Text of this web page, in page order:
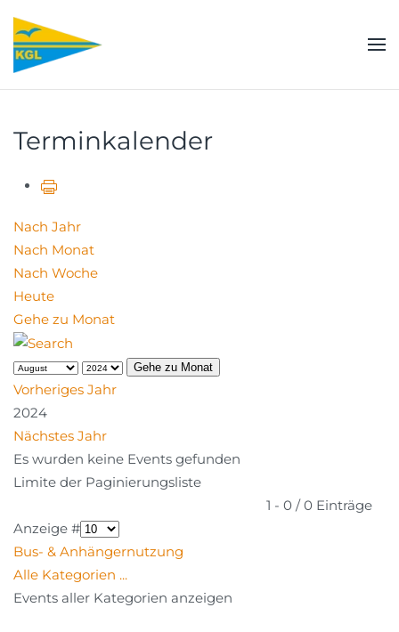
Zum Hauptinhalt springen
Terminkalender
Nach Jahr
Nach Monat
Nach Woche
Heute
Gehe zu Monat
Gehe zu Monat
Vorheriges Jahr
2024
Nächstes Jahr
Es wurden keine Events gefunden
Limite der Paginierungsliste
1 - 0 / 0 Einträge
Anzeige #
Bus- & Anhängernutzung
Alle Kategorien ...
Events aller Kategorien anzeigen